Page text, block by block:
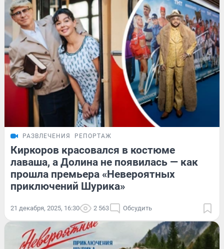
РАЗВЛЕЧЕНИЯ РЕПОРТАЖ
Киркоров красовался в костюме
лаваша, а Долина не появилась — как
прошла премьера «Невероятных
приключений Шурика»
21 декабря, 2025, 16:30 2 563 Обсудить